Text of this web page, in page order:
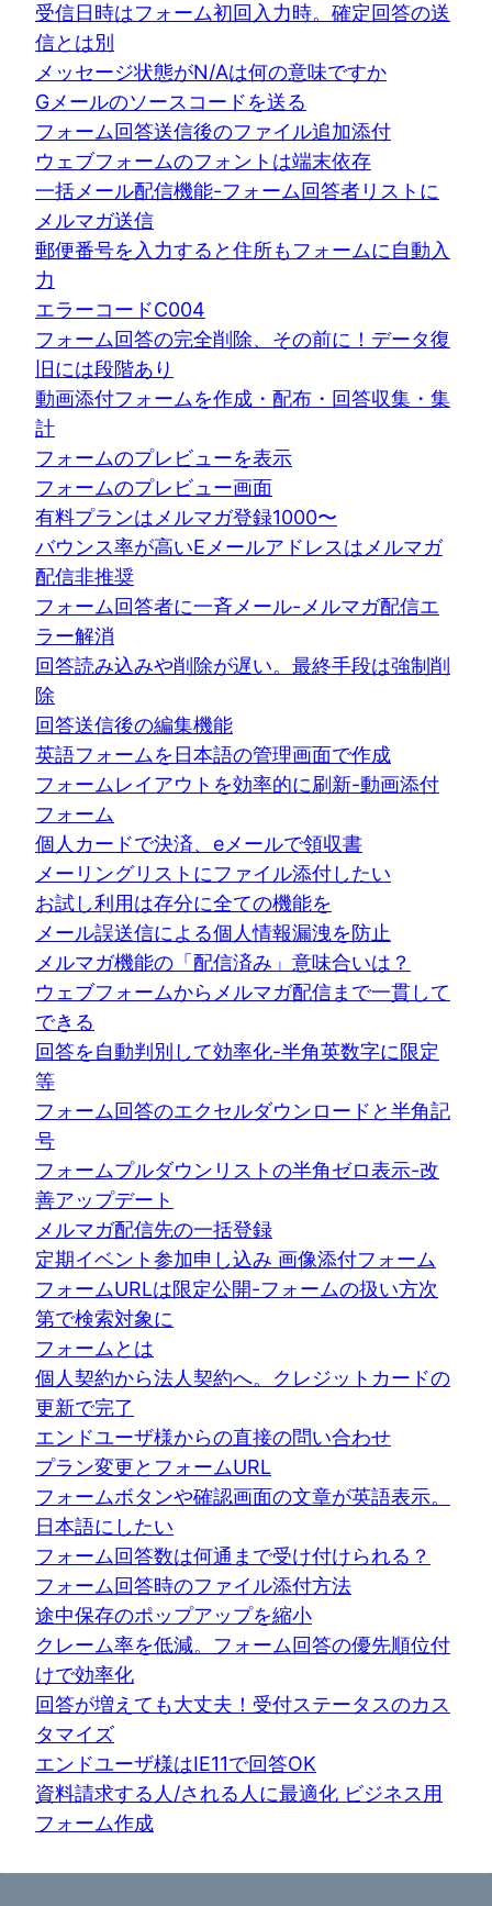
受信日時はフォーム初回入力時。確定回答の送
信とは別
メッセージ状態がN/Aは何の意味ですか
Gメールのソースコードを送る
フォーム回答送信後のファイル追加添付
ウェブフォームのフォントは端末依存
一括メール配信機能-フォーム回答者リストに
メルマガ送信
郵便番号を入力すると住所もフォームに自動入
力
エラーコードC004
フォーム回答の完全削除、その前に！データ復
旧には段階あり
動画添付フォームを作成・配布・回答収集・集
計
フォームのプレビューを表示
フォームのプレビュー画面
有料プランはメルマガ登録1000〜
バウンス率が高いEメールアドレスはメルマガ
配信非推奨
フォーム回答者に一斉メール-メルマガ配信エ
ラー解消
回答読み込みや削除が遅い。最終手段は強制削
除
回答送信後の編集機能
英語フォームを日本語の管理画面で作成
フォームレイアウトを効率的に刷新-動画添付
フォーム
個人カードで決済、eメールで領収書
メーリングリストにファイル添付したい
お試し利用は存分に全ての機能を
メール誤送信による個人情報漏洩を防止
メルマガ機能の「配信済み」意味合いは？
ウェブフォームからメルマガ配信まで一貫して
できる
回答を自動判別して効率化-半角英数字に限定
等
フォーム回答のエクセルダウンロードと半角記
号
フォームプルダウンリストの半角ゼロ表示-改
善アップデート
メルマガ配信先の一括登録
定期イベント参加申し込み 画像添付フォーム
フォームURLは限定公開-フォームの扱い方次
第で検索対象に
フォームとは
個人契約から法人契約へ。クレジットカードの
更新で完了
エンドユーザ様からの直接の問い合わせ
プラン変更とフォームURL
フォームボタンや確認画面の文章が英語表示。
日本語にしたい
フォーム回答数は何通まで受け付けられる？
フォーム回答時のファイル添付方法
途中保存のポップアップを縮小
クレーム率を低減。フォーム回答の優先順位付
けで効率化
回答が増えても大丈夫！受付ステータスのカス
タマイズ
エンドユーザ様はIE11で回答OK
資料請求する人/される人に最適化 ビジネス用
フォーム作成